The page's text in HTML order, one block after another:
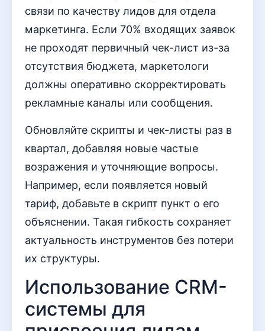
связи по качеству лидов для отдела
маркетинга. Если 70% входящих заявок
не проходят первичный чек-лист из-за
отсутствия бюджета, маркетологи
должны оперативно скорректировать
рекламные каналы или сообщения.
Обновляйте скрипты и чек-листы раз в
квартал, добавляя новые частые
возражения и уточняющие вопросы.
Например, если появляется новый
тариф, добавьте в скрипт пункт о его
объяснении. Такая гибкость сохраняет
актуальность инструментов без потери
их структуры.
Использование CRM-
системы для